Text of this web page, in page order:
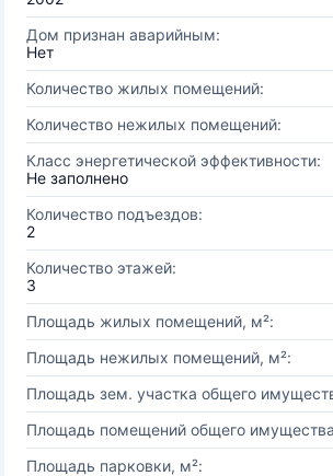
Дом признан аварийным:
Нет
Количество жилых помещений:
Количество нежилых помещений:
Класс энергетической эффективности:
Не заполнено
Количество подъездов:
2
Количество этажей:
3
Площадь жилых помещений, м²:
Площадь нежилых помещений, м²:
Площадь зем. участка общего
Площадь помещений общего
Площадь парковки, м²: